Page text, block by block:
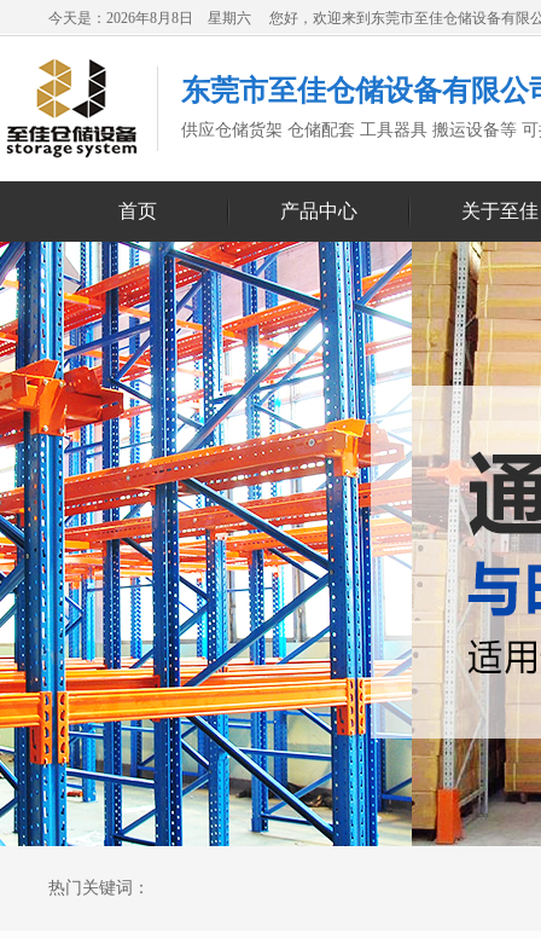
今天是：2026年8月8日 星期六 您好，欢迎来到东莞市至佳仓储设备有限
东莞市至佳仓储设备有限公
供应仓储货架 仓储配套 工具器具 搬运设备等
首页 产品中心 关于至佳
热门关键词：